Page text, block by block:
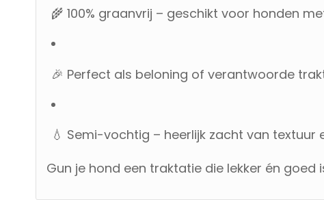
🌾 100% graanvrij – geschikt voor honden
🎉 Perfect als beloning of verantwoorde
💧 Semi-vochtig – heerlijk zacht van textuur
Gun je hond een traktatie die lekker én goed